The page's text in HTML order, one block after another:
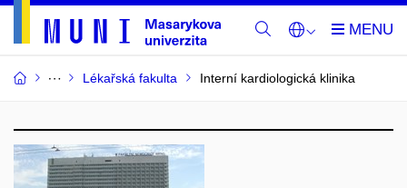
Lékařská fakulta Interní kardiologická klinika